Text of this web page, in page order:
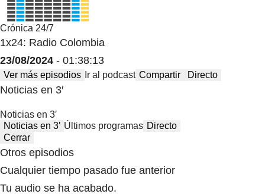
Crónica 24/7
1x24: Radio Colombia
23/08/2024 - 01:38:13
Ver más episodios Ir al podcast Compartir Directo
Noticias en 3′
Noticias en 3′
Noticias en 3′ Últimos programas Directo
Cerrar
Otros episodios
Cualquier tiempo pasado fue anterior
Tu audio se ha acabado.